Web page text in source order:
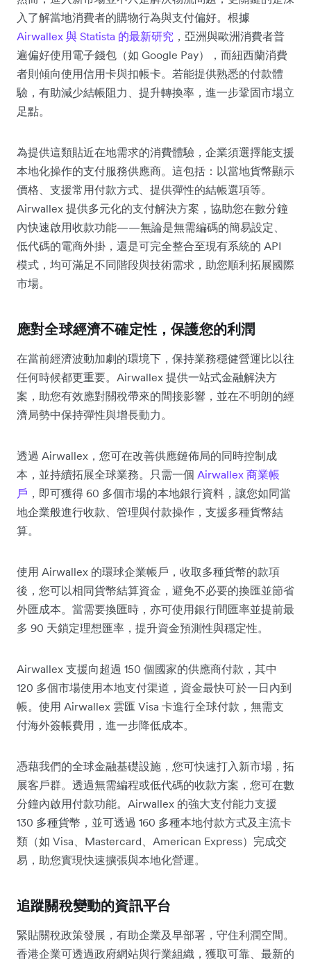
入了解當地消費者的購物行為與支付偏好。根據
Airwallex 與 Statista 的最新研究 ，亞洲與歐洲消費者普
遍偏好使用電子錢包（如 Google Pay），而紐西蘭消費
者則傾向使用信用卡與扣帳卡。若能提供熟悉的付款體
驗，有助減少結帳阻力、提升轉換率，進一步鞏固市場立
足點。
為提供這類貼近在地需求的消費體驗，企業須選擇能支援
本地化操作的支付服務供應商。這包括：以當地貨幣顯示
價格、支援常用付款方式、提供彈性的結帳選項等。
Airwallex 提供多元化的支付解決方案，協助您在數分鐘
內快速啟用收款功能——無論是無需編碼的簡易設定、
低代碼的電商外掛，還是可完全整合至現有系統的 API
模式，均可滿足不同階段與技術需求，助您順利拓展國際
市場。
應對全球經濟不確定性，保護您的利潤
在當前經濟波動加劇的環境下，保持業務穩健營運比以往
任何時候都更重要。Airwallex 提供一站式金融解決方
案，助您有效應對關稅帶來的間接影響，並在不明朗的經
濟局勢中保持彈性與增長動力。
透過 Airwallex，您可在改善供應鏈佈局的同時控制成
本，並持續拓展全球業務。只需一個 Airwallex 商業帳
戶 ，即可獲得 60 多個市場的本地銀行資料，讓您如同當
地企業般進行收款、管理與付款操作，支援多種貨幣結
算。
使用 Airwallex 的環球企業帳戶，收取多種貨幣的款項
後，您可以相同貨幣結算資金，避免不必要的換匯並節省
外匯成本。當需要換匯時，亦可使用銀行間匯率並提前最
多 90 天鎖定理想匯率，提升資金預測性與穩定性。
Airwallex 支援向超過 150 個國家的供應商付款，其中
120 多個市場使用本地支付渠道，資金最快可於一日內到
帳。使用 Airwallex 雲匯 Visa 卡進行全球付款，無需支
付海外簽帳費用，進一步降低成本。
憑藉我們的全球金融基礎設施，您可快速打入新市場，拓
展客戶群。透過無需編程或低代碼的收款方案，您可在數
分鐘內啟用付款功能。Airwallex 的強大支付能力支援
130 多種貨幣，並可透過 160 多種本地付款方式及主流卡
類（如 Visa、Mastercard、American Express）完成交
易，助您實現快速擴張與本地化營運。
追蹤關稅變動的資訊平台
緊貼關稅政策發展，有助企業及早部署，守住利潤空間。
香港企業可透過政府網站與行業組織，獲取可靠、最新的